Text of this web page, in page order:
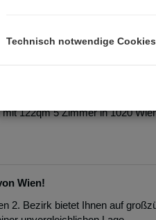
Fassade
Technisch notwendige Cookies